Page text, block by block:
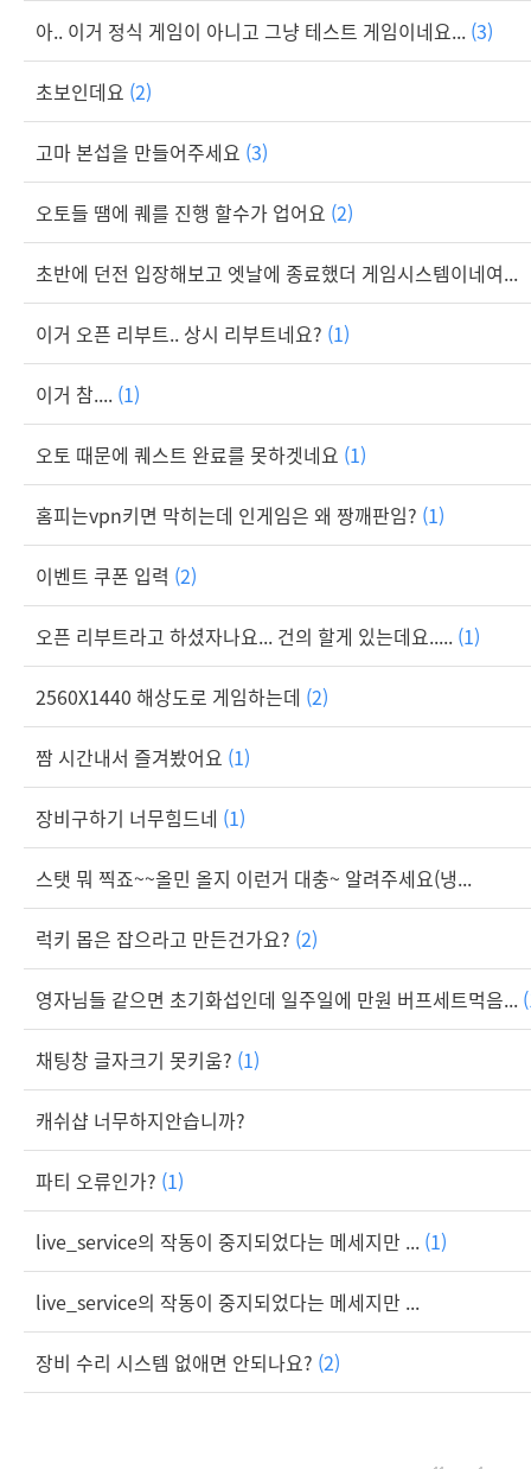
아.. 이거 정식 게임이 아니고 그냥 테스트 게임이네요... (3)
초보인데요 (2)
고마 본섭을 만들어주세요 (3)
오토들 땜에 퀘를 진행 할수가 업어요 (2)
초반에 던전 입장해보고 엣날에 종료했더 게임시스템이네여...
이거 오픈 리부트.. 상시 리부트네요? (1)
이거 참.... (1)
오토 때문에 퀘스트 완료를 못하겟네요 (1)
홈피는vpn키면 막히는데 인게임은 왜 짱깨판임? (1)
이벤트 쿠폰 입력 (2)
오픈 리부트라고 하셨자나요... 건의 할게 있는데요..... (1)
2560X1440 해상도로 게임하는데 (2)
짬 시간내서 즐겨봤어요 (1)
장비구하기 너무힘드네 (1)
스탯 뭐 찍죠~~올민 올지 이런거 대충~ 알려주세요(냉...
럭키 몹은 잡으라고 만든건가요? (2)
영자님들 같으면 초기화섭인데 일주일에 만원 버프세트먹음...
채팅창 글자크기 못키움? (1)
캐쉬샵 너무하지안습니까?
파티 오류인가? (1)
live_service의 작동이 중지되었다는 메세지만 ... (1)
live_service의 작동이 중지되었다는 메세지만 ...
장비 수리 시스템 없애면 안되나요? (2)